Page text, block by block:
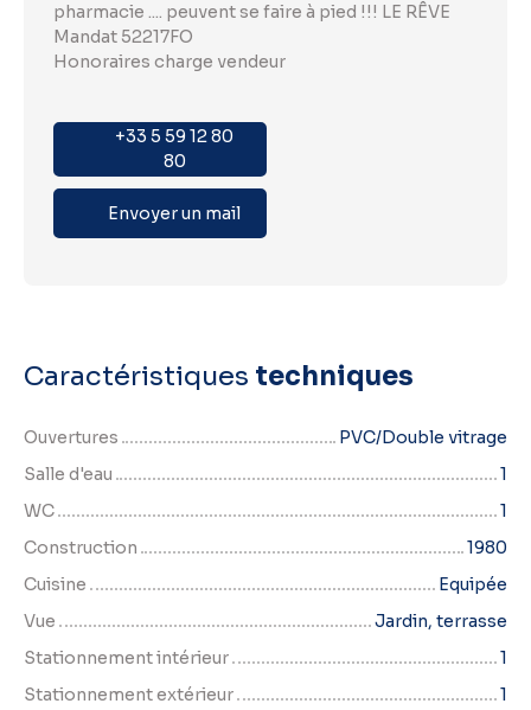
pharmacie .... peuvent se faire à pied !!! LE RÊVE
Mandat 52217FO
Honoraires charge vendeur
+33 5 59 12 80
80
Envoyer un mail
Caractéristiques techniques
Ouvertures
PVC/Double vitrage
Salle d'eau
1
WC
1
Construction
1980
Cuisine
Equipée
Vue
Jardin, terrasse
Stationnement intérieur
1
Stationnement extérieur
1